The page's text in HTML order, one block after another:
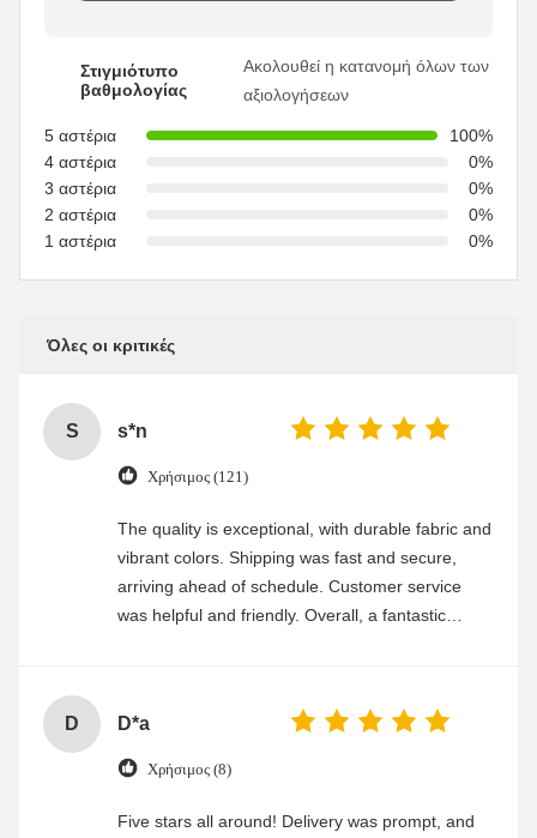
Στιγμιότυπο
βαθμολογίας
Ακολουθεί η κατανομή όλων των
αξιολογήσεων
5 αστέρια
100%
4 αστέρια
0%
3 αστέρια
0%
2 αστέρια
0%
1 αστέρια
0%
Όλες οι κριτικές
S s*n
Χρήσιμος (121)
The quality is exceptional, with durable fabric and
vibrant colors. Shipping was fast and secure,
arriving ahead of schedule. Customer service
was helpful and friendly. Overall, a fantastic
D D*a
Χρήσιμος (8)
Five stars all around! Delivery was prompt, and